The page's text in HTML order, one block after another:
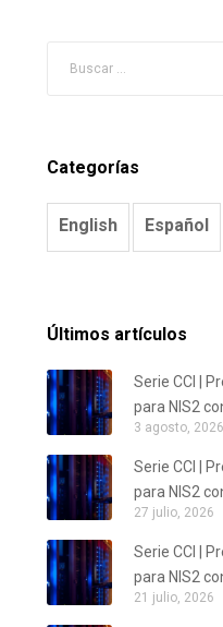
Categorías
English Español
Últimos artículos
Serie CCI |
para NIS2
3 agosto, 2026
Serie CCI |
para NIS2
27 julio, 2026
Serie CCI |
para NIS2
21 julio, 2026